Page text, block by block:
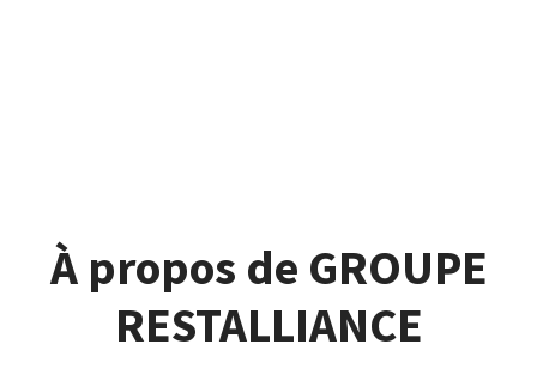
À propos de GROUPE
RESTALLIANCE